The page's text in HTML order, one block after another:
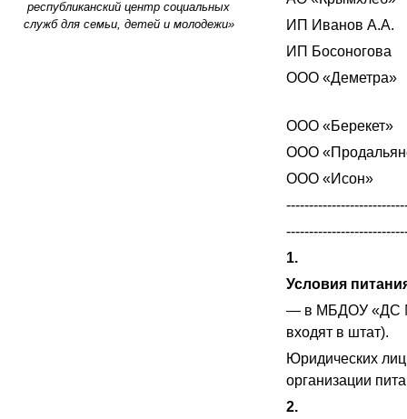
республиканский центр социальных
служб для семьи, детей и молодежи»
ИП Иванов А.А.
ИП Босоногова
ООО «Деметра»
ООО «Берекет»
ООО
ООО «Исон»
1.
Условия
— в МБДОУ «ДС
входят в штат).
Юридических
организации
2.